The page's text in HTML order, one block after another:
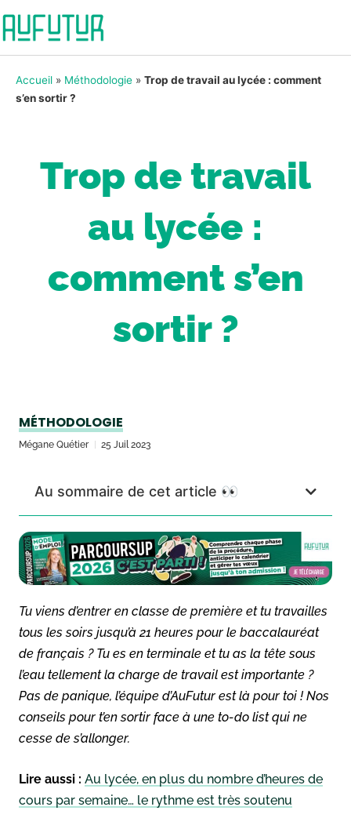
Accueil » Méthodologie » Trop de travail au lycée : comment
s’en sortir ?
Trop de travail
au lycée :
comment s’en
sortir ?
MÉTHODOLOGIE
Mégane Quétier 25 Juil 2023
Au sommaire de cet article 👀
Tu viens d’entrer en classe de première et tu travailles
tous les soirs jusqu’à 21 heures pour le baccalauréat
de français ? Tu es en terminale et tu as la tête sous
l’eau tellement la charge de travail est importante ?
Pas de panique, l’équipe d’AuFutur est là pour toi ! Nos
conseils pour t’en sortir face à une to-do listqui ne
cesse de s’allonger.
Lire aussi : Au lycée, en plus du nombre d’heures de
cours par semaine… le rythme est très soutenu